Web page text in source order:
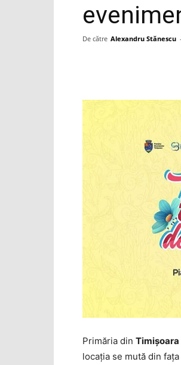
De către Alexandru Stănescu -
Primăria din Timişoara
locaţia se mută din